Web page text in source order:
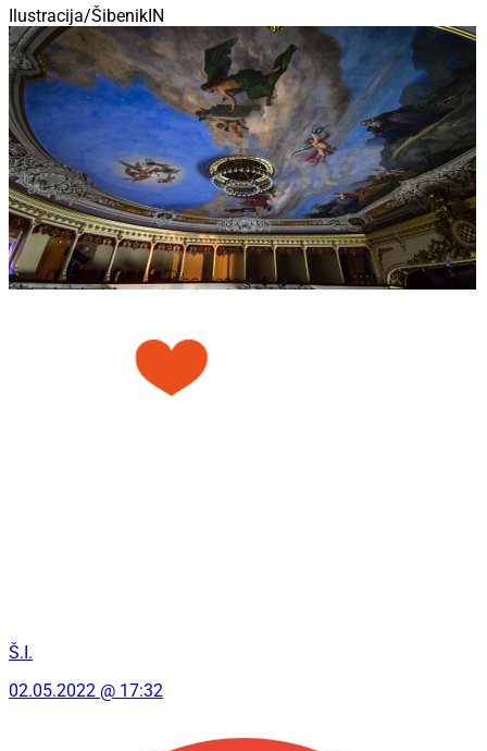
Ilustracija/ŠibenikIN
Š.I.
02.05.2022 @ 17:32